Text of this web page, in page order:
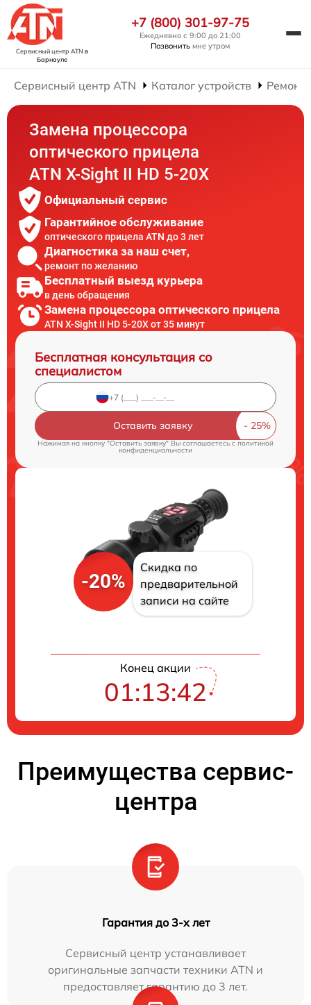
Сервисный центр ATN в
Барнауле
+7 (800) 301-97-75
Ежедневно с 9:00 до 21:00
Позвонить мне утром
Сервисный центр ATN Каталог устройств Ремонт
Замена процессора
оптического прицела
ATN X-Sight II HD 5-20X
Официальный сервис
Гарантийное обслуживание
оптического прицела ATN до 3 лет
Диагностика за наш счет,
ремонт по желанию
Бесплатный выезд курьера
в день обращения
Замена процессора оптического прицела
ATN X-Sight II HD 5-20X от 35 минут
Бесплатная консультация со
специалистом
Оставить заявку
Нажимая на кнопку "Оставить заявку" Вы соглашаетесь cполитикой
конфиденциальности
-20%
Скидка по
предварительной
записи на сайте
Конец акции
01:13:42
Преимущества сервис-
центра
Гарантия до 3-х лет
Сервисный центр устанавливает
оригинальные запчасти техники ATN и
предоставляет гарантию до 3 лет.